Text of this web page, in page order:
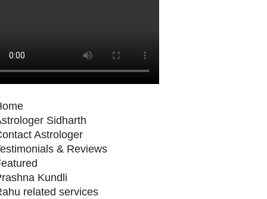
Sidharth
Astrologer
& Reviews
Kundli
related services